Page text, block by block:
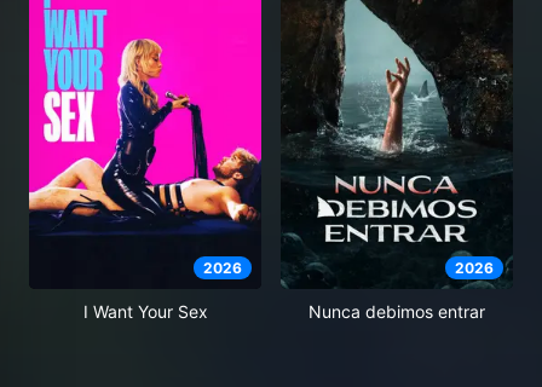
2026
I Want Your Sex
2026
Nunca debimos entrar